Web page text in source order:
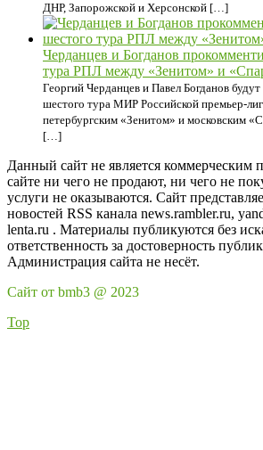
ДНР, Запорожской и Херсонской […]
Черданцев и Богданов
тура РПЛ между «Зенитом» и
Георгий Черданцев и Павел Богданов
шестого тура МИР Российской
петербургским «Зенитом» и московским
[…]
Данный сайт не является коммерческим
сайте ни чего не продают, ни чего не
услуги не оказываются. Сайт
новостей RSS канала news.rambler.ru,
lenta.ru . Материалы публикуются без
ответственность за достоверность
Администрация сайта не несёт.
Сайт от bmb3 @ 2023
Top